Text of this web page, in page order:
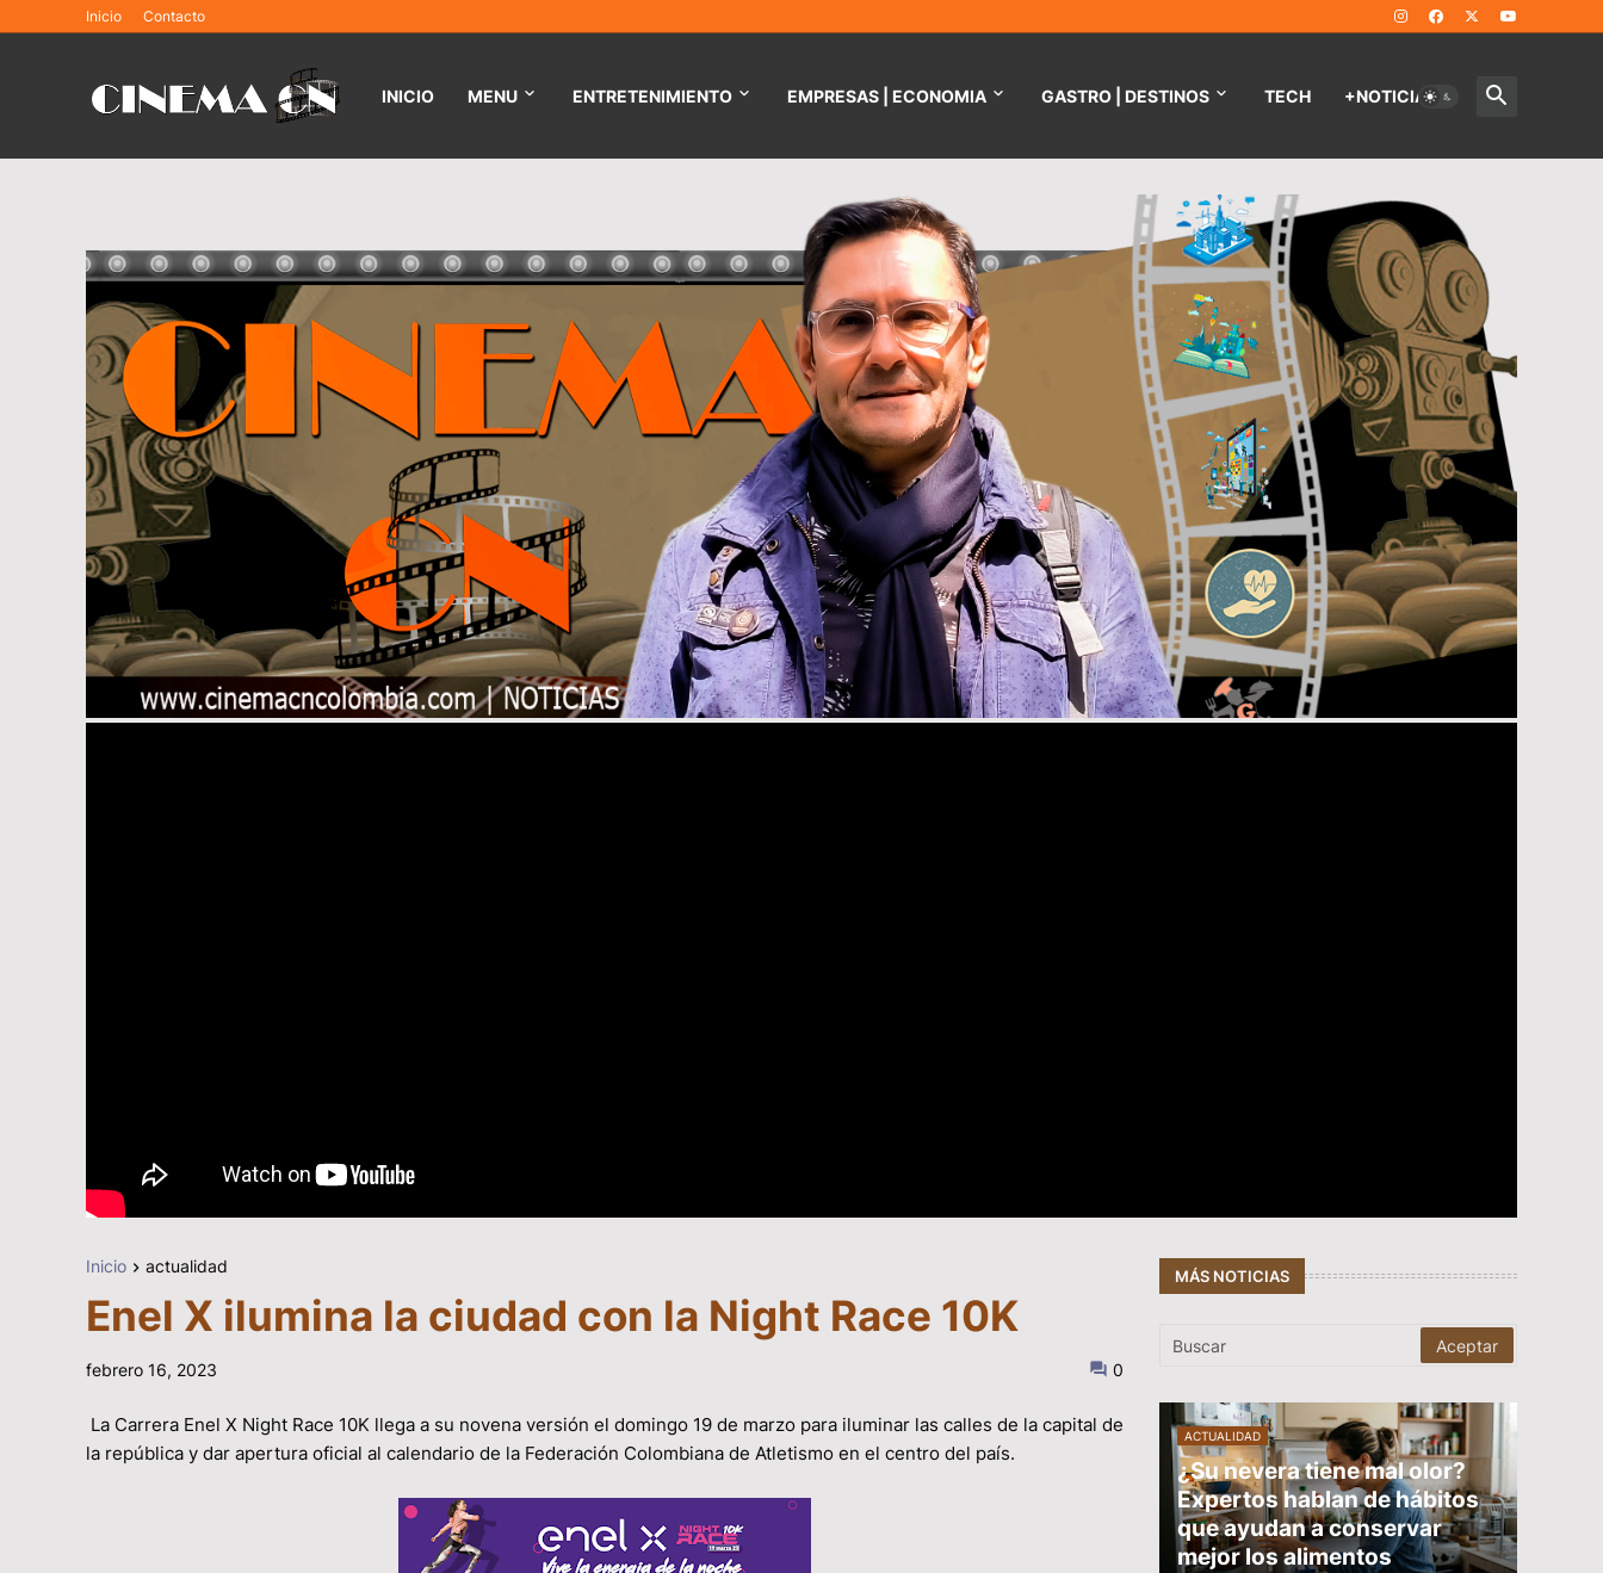
Inicio Contacto
INICIO MENU ENTRETENIMIENTO EMPRESAS | ECONOMIA GASTRO | DESTINOS TECH +NOTICIAS
Inicio actualidad
Enel X ilumina la ciudad con la Night Race 10K
febrero 16, 2023 0
La Carrera Enel X Night Race 10K llega a su novena versión el domingo 19 de marzo para iluminar las calles de la capital de
la república y dar apertura oficial al calendario de la Federación Colombiana de Atletismo en el centro del país.
MÁS NOTICIAS
ACTUALIDAD
¿Su nevera tiene mal olor?
Expertos hablan de hábitos
que ayudan a conservar
mejor los alimentos